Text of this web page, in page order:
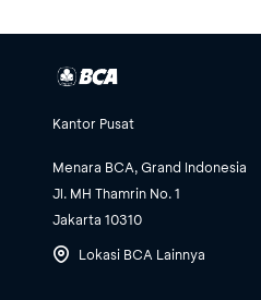
Kantor Pusat
Menara BCA, Grand Indonesia
Jl. MH Thamrin No. 1
Jakarta 10310
Lokasi BCA Lainnya